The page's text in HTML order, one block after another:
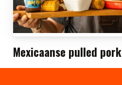
Mexicaanse pulled pork